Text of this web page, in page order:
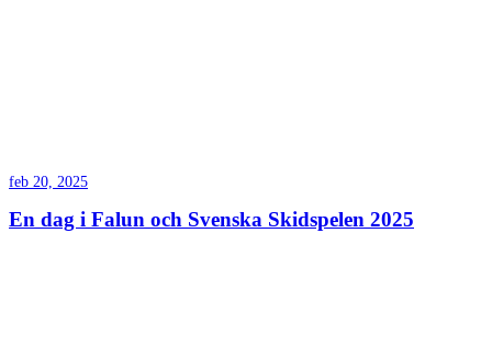
feb 20, 2025
En dag i Falun och Svenska Skidspelen 2025